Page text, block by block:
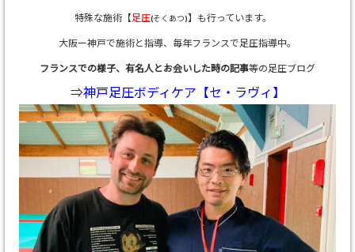
特殊な施術【足圧(そくあつ)】も行っています。
大阪ー神戸で施術と指導、 毎年フランスで足圧指導中。
フランスでの様子、有名人とお会いした時の記事等の足圧ブログ
⇒神戸足圧ボディケア【セ・ラヴィ】